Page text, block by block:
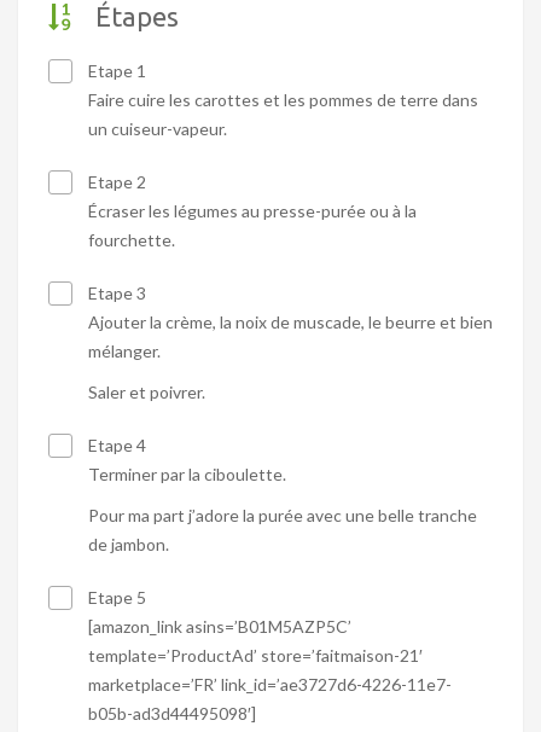
Étapes
Etape 1
Faire cuire les carottes et les pommes de terre dans
un cuiseur-vapeur.
Etape 2
Écraser les légumes au presse-purée ou à la
fourchette.
Etape 3
Ajouter la crème, la noix de muscade, le beurre et bien
mélanger.
Saler et poivrer.
Etape 4
Terminer par la ciboulette.
Pour ma part j’adore la purée avec une belle tranche
de jambon.
Etape 5
[amazon_link asins=’B01M5AZP5C’
template=’ProductAd’ store=’faitmaison-21′
marketplace=’FR’ link_id=’ae3727d6-4226-11e7-
b05b-ad3d44495098′]